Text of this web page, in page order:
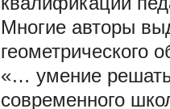
Многие авторы
геометрического
«… умение решать
современного